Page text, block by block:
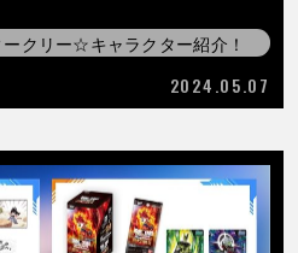
ークリー☆キャラクター紹介！
2024.05.07